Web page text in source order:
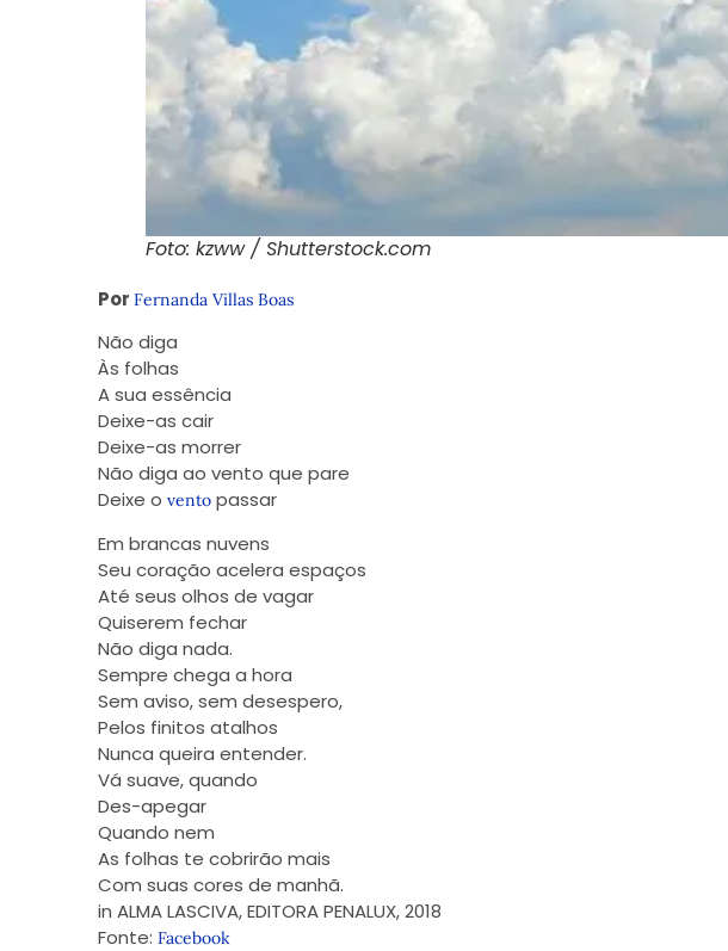
Foto: kzww / Shutterstock.com
Por Fernanda Villas Boas
Não diga
Às folhas
A sua essência
Deixe-as cair
Deixe-as morrer
Não diga ao vento que pare
Deixe o ventopassar
Em brancas nuvens
Seu coração acelera espaços
Até seus olhos de vagar
Quiserem fechar
Não diga nada.
Sempre chega a hora
Sem aviso, sem desespero,
Pelos finitos atalhos
Nunca queira entender.
Vá suave, quando
Des-apegar
Quando nem
As folhas te cobrirão mais
Com suas cores de manhã.
in ALMA LASCIVA, EDITORA PENALUX, 2018
Fonte: Facebook